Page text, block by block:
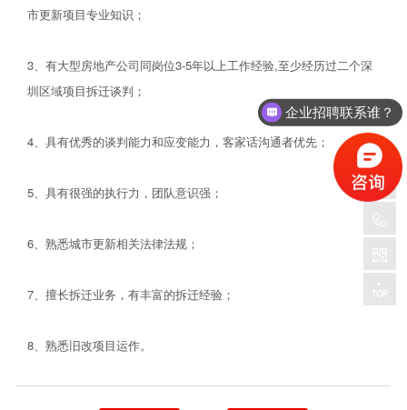
市更新项目专业知识；
3、有大型房地产公司同岗位3-5年以上工作经验,至少经历过二个深
圳区域项目拆迁谈判；
4、具有优秀的谈判能力和应变能力，客家话沟通者优先；
5、具有很强的执行力，团队意识强；
6、熟悉城市更新相关法律法规；
7、擅长拆迁业务，有丰富的拆迁经验；
8、熟悉旧改项目运作。
企业招聘联系谁？